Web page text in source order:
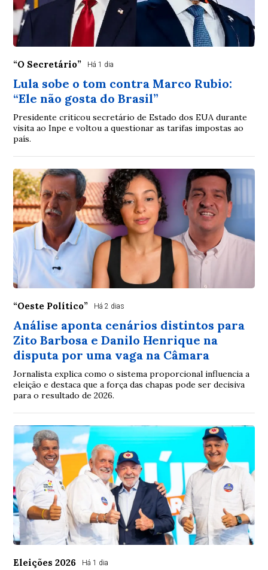
“O Secretário” Há 1 dia
Lula sobe o tom contra Marco Rubio:
“Ele não gosta do Brasil”
Presidente criticou secretário de Estado dos EUA durante
visita ao Inpe e voltou a questionar as tarifas impostas ao
país.
“Oeste Político” Há 2 dias
Análise aponta cenários distintos para
Zito Barbosa e Danilo Henrique na
disputa por uma vaga na Câmara
Jornalista explica como o sistema proporcional influencia a
eleição e destaca que a força das chapas pode ser decisiva
para o resultado de 2026.
Eleições 2026 Há 1 dia